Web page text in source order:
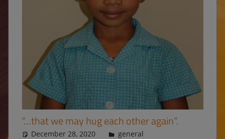
“…that we may hug each other again”.
December 28, 2020 Ulrike
general